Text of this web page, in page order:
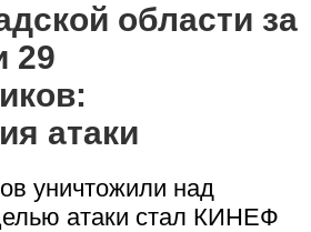
области за
29
атаки
уничтожили над
атаки стал КИНЕФ